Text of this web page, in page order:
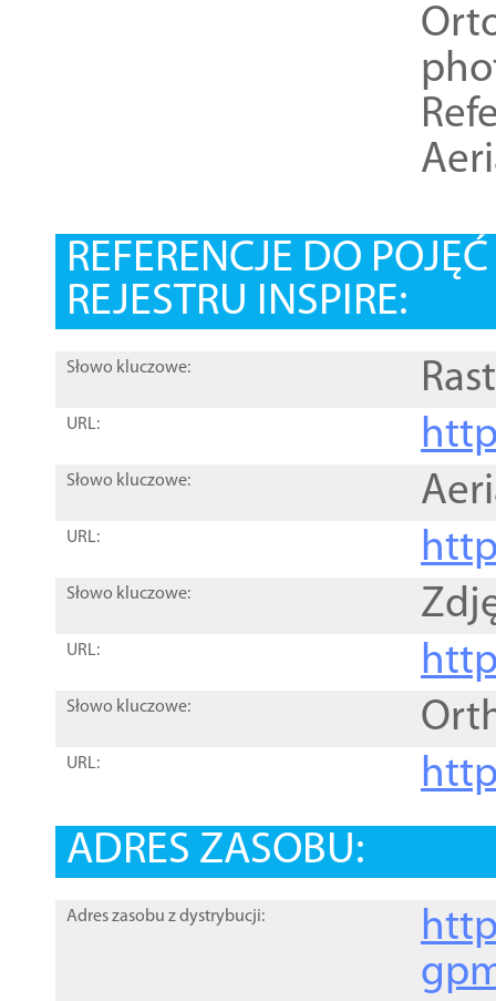
REFERENCJE DO
REJESTRU INSPIRE:
Słowo kluczowe:
URL:
Słowo kluczowe:
URL:
Słowo kluczowe:
URL:
Słowo kluczowe:
URL:
ADRES ZASOBU:
Adres zasobu z dystrybucji: